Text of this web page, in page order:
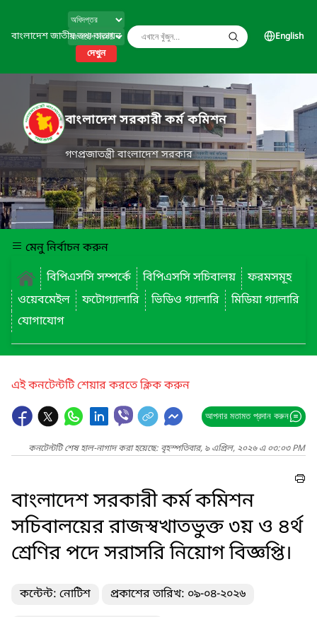
বাংলাদেশ জাতীয় তথ্য বাতায়ন
দেখুন
English
বাংলাদেশ সরকারী কর্ম কমিশন
গণপ্রজাতন্ত্রী বাংলাদেশ সরকার
মেনু নির্বাচন করুন
বিপিএসসি সম্পর্কে
বিপিএসসি সচিবালয়
ফরমসমূহ
ওয়েবমেইল
ফটোগ্যালারি ভিডিও গ্যালারি
মিডিয়া গ্যালারি
যোগাযোগ
এই কনটেন্টটি শেয়ার করতে ক্লিক করুন
আপনার মতামত প্রদান করুন
কনটেন্টটি শেষ হাল-নাগাদ করা হয়েছে: বৃহস্পতিবার, ৯ এপ্রিল, ২০২৬ এ ০৩:০৩ PM
বাংলাদেশ সরকারী কর্ম কমিশন
সচিবালয়ের রাজস্বখাতভুক্ত ৩য় ও ৪র্থ
শ্রেণির পদে সরাসরি নিয়োগ বিজ্ঞপ্তি।
কন্টেন্ট: নোটিশ প্রকাশের তারিখ: ০৯-০৪-২০২৬